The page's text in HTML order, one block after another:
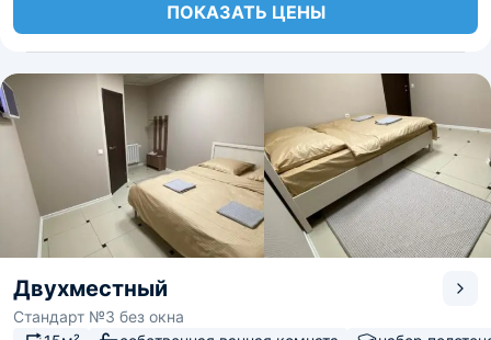
ПОКАЗАТЬ ЦЕНЫ
Двухместный
Стандарт №3 без окна